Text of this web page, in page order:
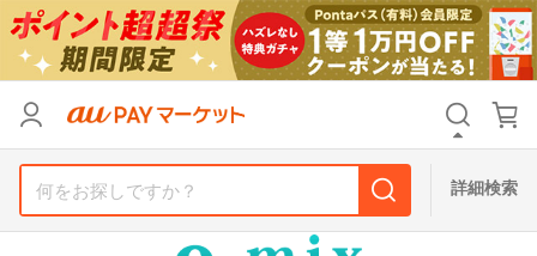
詳細検索
支払い方法
リセット
支払い方法